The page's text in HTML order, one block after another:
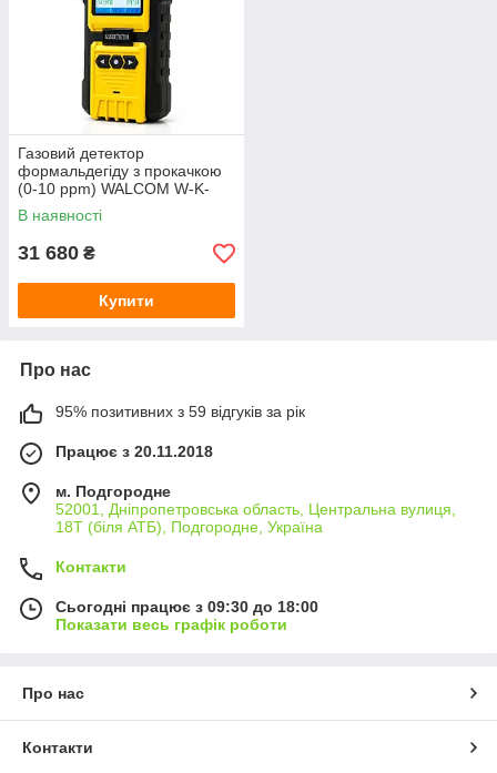
Газовий детектор
формальдегіду з прокачкою
(0-10 ppm) WALCOM W-K-
600 (CH2O)
В наявності
31 680 ₴
Купити
Про нас
95% позитивних з 59 відгуків за рік
Працює з 20.11.2018
м. Подгородне
52001, Дніпропетровська область, Центральна вулиця,
18Т (біля АТБ), Подгородне, Україна
Контакти
Сьогодні працює з 09:30 до 18:00
Показати весь графік роботи
Про нас
Контакти